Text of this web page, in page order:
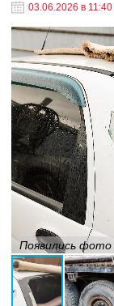
03.06.2026 в 11:40
Появились